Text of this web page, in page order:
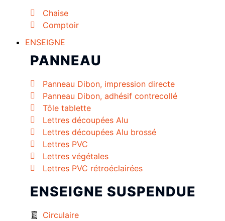
Chaise
Comptoir
ENSEIGNE
PANNEAU
Panneau Dibon, impression directe
Panneau Dibon, adhésif contrecollé
Tôle tablette
Lettres découpées Alu
Lettres découpées Alu brossé
Lettres PVC
Lettres végétales
Lettres PVC rétroéclairées
ENSEIGNE SUSPENDUE
Circulaire